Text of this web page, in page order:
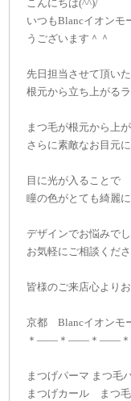
こんにちは(^^)/
いつもBlancイオンモ
うございます＾＾
先日担当させて頂い
根元から立ち上がる
まつ毛が根元から上
さらに素敵なお目元
目に光が入ることで
瞳の色がとても綺麗
デザインでお悩みで
お気軽にご相談くださ
皆様のご来店心より
京都 Blancイオンモ
＊——＊——＊——
まつげパーマ まつ毛
まつげカール まつ